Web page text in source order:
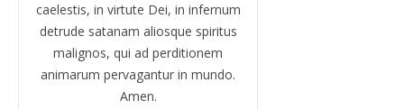
caelestis, in virtute Dei, in infernum
detrude satanam aliosque spiritus
malignos, qui ad perditionem
animarum pervagantur in mundo.
Amen.